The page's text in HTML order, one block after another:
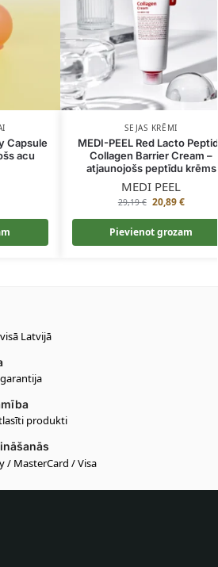
Capsule
acu
SEJAS KRĒMI
MEDI-PEEL Red Lacto
Collagen Barrier Cream –
atjaunojošs peptīdu krēms
MEDI PEEL
29,19€ 20,89€
Pievienot grozam
Latvijā
produkti
/ MasterCard / Visa